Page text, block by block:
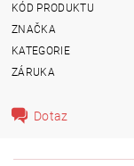
KÓD PRODUKTU
ZNAČKA
KATEGORIE
ZÁRUKA
Dotaz